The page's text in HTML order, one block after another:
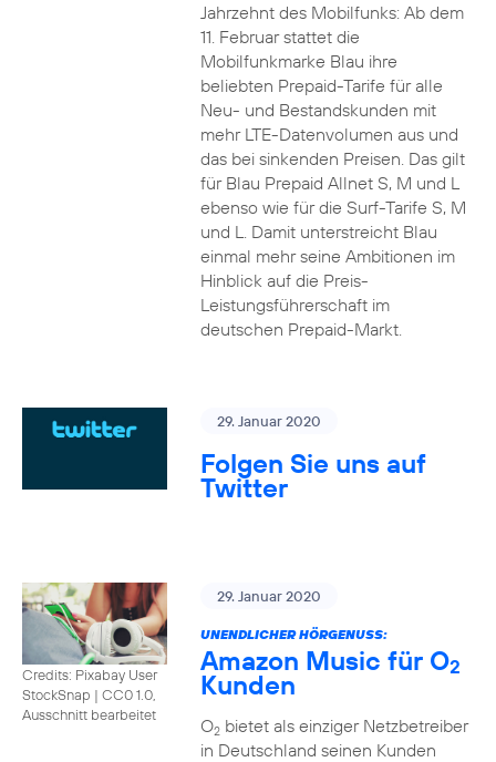
Jahrzehnt des Mobilfunks: Ab dem
11. Februar stattet die
Mobilfunkmarke Blau ihre
beliebten Prepaid-Tarife für alle
Neu- und Bestandskunden mit
mehr LTE-Datenvolumen aus und
das bei sinkenden Preisen. Das gilt
für Blau Prepaid Allnet S, M und L
ebenso wie für die Surf-Tarife S, M
und L. Damit unterstreicht Blau
einmal mehr seine Ambitionen im
Hinblick auf die Preis-
Leistungsführerschaft im
deutschen Prepaid-Markt.
29. Januar 2020
Folgen Sie uns auf
Twitter
Credits: Pixabay User
StockSnap | CC0 1.0,
Ausschnitt bearbeitet
29. Januar 2020
UNENDLICHER HÖRGENUSS:
Amazon Music für O2
Kunden
O2bietet als einziger Netzbetreiber
in Deutschland seinen Kunden